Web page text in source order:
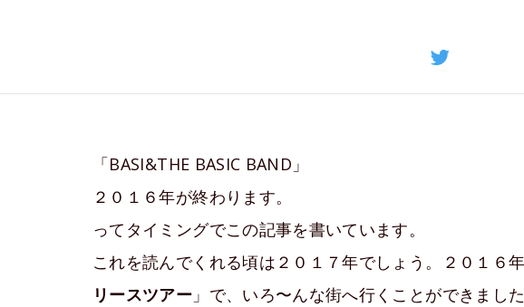
「BASI&THE BASIC BAND」
２０１６年が終わります。
ってタイミングでこの記事を書いています。
これを読んでくれる頃は２０１７年でしょう。２０１６
リースツアー 」で、いろ〜んな街へ行くことができまし